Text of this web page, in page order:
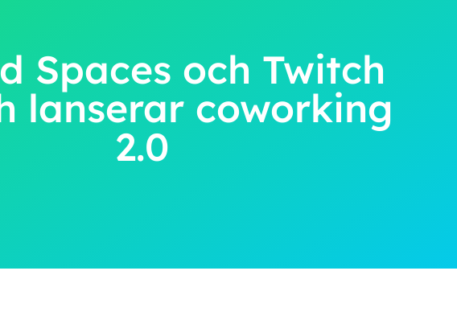
Spaces och Twitch
lanserar coworking
2.0